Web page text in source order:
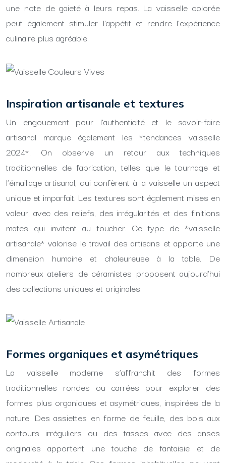
une note de gaieté à leurs repas. La vaisselle colorée
peut également stimuler l’appétit et rendre l’expérience
culinaire plus agréable.
Inspiration artisanale et textures
Un engouement pour l’authenticité et le savoir-faire
artisanal marque également les *tendances vaisselle
2024*. On observe un retour aux techniques
traditionnelles de fabrication, telles que le tournage et
l’émaillage artisanal, qui confèrent à la vaisselle un aspect
unique et imparfait. Les textures sont également mises en
valeur, avec des reliefs, des irrégularités et des finitions
mates qui invitent au toucher. Ce type de *vaisselle
artisanale* valorise le travail des artisans et apporte une
dimension humaine et chaleureuse à la table. De
nombreux ateliers de céramistes proposent aujourd’hui
des collections uniques et originales.
Formes organiques et asymétriques
La vaisselle moderne s’affranchit des formes
traditionnelles rondes ou carrées pour explorer des
formes plus organiques et asymétriques, inspirées de la
nature. Des assiettes en forme de feuille, des bols aux
contours irréguliers ou des tasses avec des anses
originales apportent une touche de fantaisie et de